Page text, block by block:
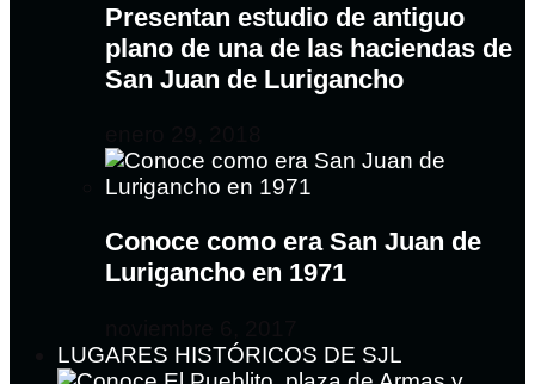
Presentan estudio de antiguo
plano de una de las haciendas de
San Juan de Lurigancho
Conoce como era San Juan de
Lurigancho en 1971
LUGARES HISTÓRICOS DE SJL